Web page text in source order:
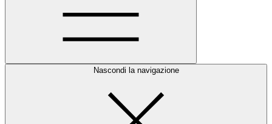
Nascondi la navigazione